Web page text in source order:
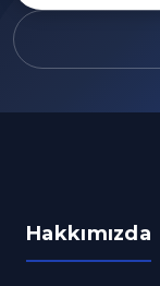
Hakkımızda